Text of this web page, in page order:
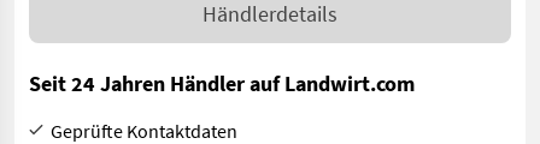
Händlerdetails
Seit 24 Jahren Händler auf Landwirt.com
Geprüfte Kontaktdaten